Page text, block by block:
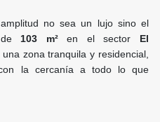
no sea un lujo sino el
de 103 m²en el sector El
zona tranquila y residencial,
la cercanía a todo lo que